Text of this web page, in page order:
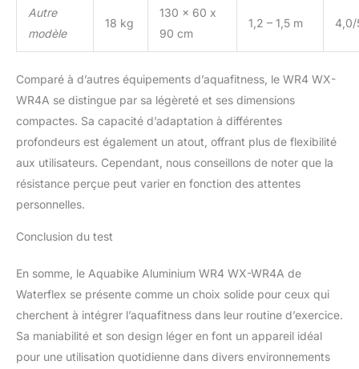
Autre
modèle
18 kg
130 x 60 x
90 cm
1,2 – 1,5 m 4,0/
Comparé à d’autres équipements d’aquafitness, le WR4 WX-
WR4A se distingue par sa légèreté et ses dimensions
compactes. Sa capacité d’adaptation à différentes
profondeurs est également un atout, offrant plus de flexibilité
aux utilisateurs. Cependant, nous conseillons de noter que la
résistance perçue peut varier en fonction des attentes
personnelles.
Conclusion du test
En somme, le Aquabike Aluminium WR4 WX-WR4A de
Waterflex se présente comme un choix solide pour ceux qui
cherchent à intégrer l’aquafitness dans leur routine d’exercice.
Sa maniabilité et son design léger en font un appareil idéal
pour une utilisation quotidienne dans divers environnements